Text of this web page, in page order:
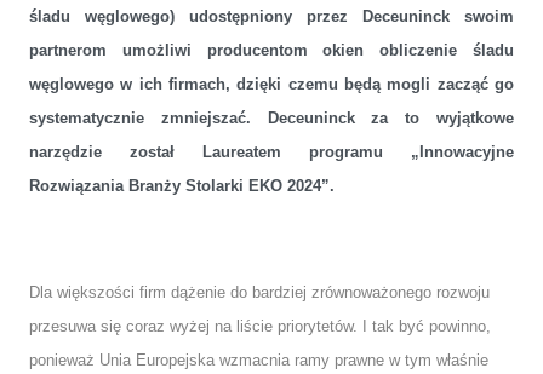
śladu węglowego) udostępniony przez Deceuninck swoim
partnerom umożliwi producentom okien obliczenie śladu
węglowego w ich firmach, dzięki czemu będą mogli zacząć go
systematycznie zmniejszać. Deceuninck za to wyjątkowe
narzędzie został Laureatem programu „Innowacyjne
Rozwiązania Branży Stolarki EKO 2024”.
Dla większości firm dążenie do bardziej zrównoważonego rozwoju
przesuwa się coraz wyżej na liście priorytetów. I tak być powinno,
ponieważ Unia Europejska wzmacnia ramy prawne w tym właśnie